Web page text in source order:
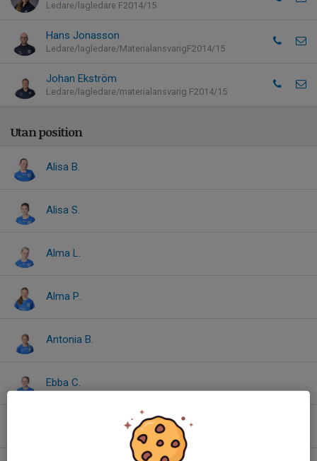
Ledare/lagledare F2014/15
Hans Jonasson
Ledare/lagledare/MaterialansvarigF2014/15
Johan Ekström
Ledare/lagledare/materialansvarig F2014/15
Utan position
Alisa B.
Alisa S.
Alma L.
Alma P.
Antonia B.
Ebba C.